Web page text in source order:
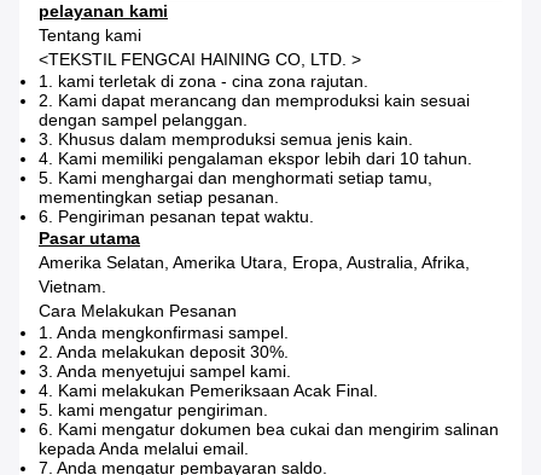
pelayanan kami
Tentang kami
<TEKSTIL FENGCAI HAINING CO, LTD. >
1. kami terletak di zona - cina zona rajutan.
2. Kami dapat merancang dan memproduksi kain sesuai
dengan sampel pelanggan.
3. Khusus dalam memproduksi semua jenis kain.
4. Kami memiliki pengalaman ekspor lebih dari 10 tahun.
5. Kami menghargai dan menghormati setiap tamu,
mementingkan setiap pesanan.
6. Pengiriman pesanan tepat waktu.
Pasar utama
Amerika Selatan, Amerika Utara, Eropa, Australia, Afrika,
Vietnam.
Cara Melakukan Pesanan
1. Anda mengkonfirmasi sampel.
2. Anda melakukan deposit 30%.
3. Anda menyetujui sampel kami.
4. Kami melakukan Pemeriksaan Acak Final.
5. kami mengatur pengiriman.
6. Kami mengatur dokumen bea cukai dan mengirim salinan
kepada Anda melalui email.
7. Anda mengatur pembayaran saldo.